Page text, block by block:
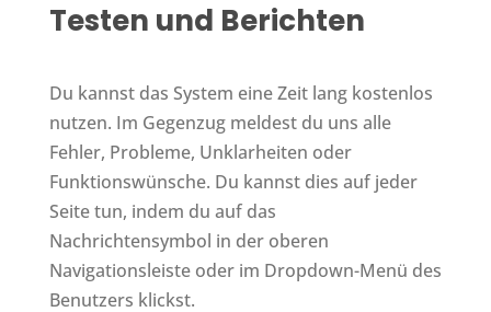
Testen und Berichten
Du kannst das System eine Zeit lang kostenlos
nutzen. Im Gegenzug meldest du uns alle
Fehler, Probleme, Unklarheiten oder
Funktionswünsche. Du kannst dies auf jeder
Seite tun, indem du auf das
Nachrichtensymbol in der oberen
Navigationsleiste oder im Dropdown-Menü des
Benutzers klickst.